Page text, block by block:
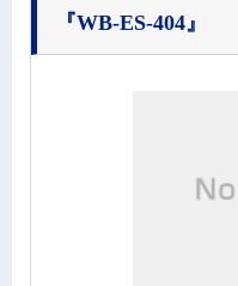
『WB-ES-404』